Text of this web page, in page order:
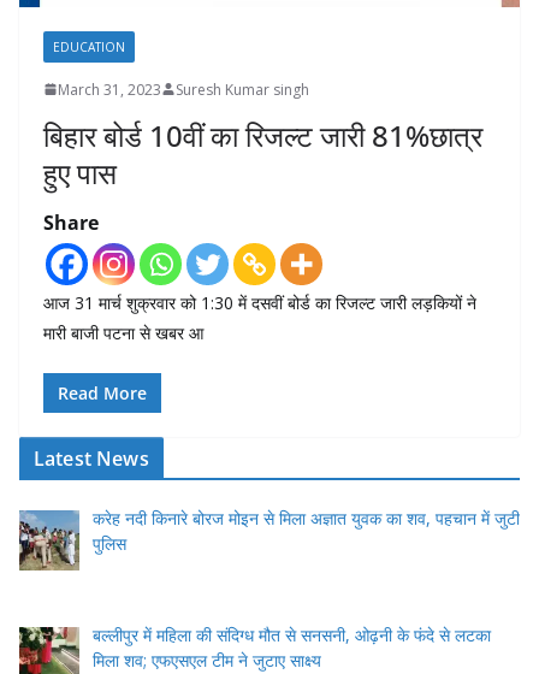
EDUCATION
March 31, 2023 Suresh Kumar singh
बिहार बोर्ड 10वीं का रिजल्ट जारी 81%छात्र
हुए पास
Share
आज 31 मार्च शुक्रवार को 1:30 में दसवीं बोर्ड का रिजल्ट जारी लड़कियों ने
मारी बाजी पटना से खबर आ
Read More
Latest News
करेह नदी किनारे बोरज मोइन से मिला अज्ञात युवक का शव, पहचान में जुटी
पुलिस
बल्लीपुर में महिला की संदिग्ध मौत से सनसनी, ओढ़नी के फंदे से लटका
मिला शव; एफएसएल टीम ने जुटाए साक्ष्य